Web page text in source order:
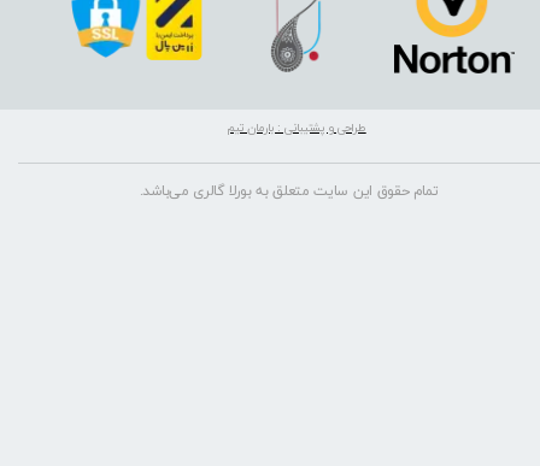
تمام حقوق این سایت متعلق به بورلا گالری می‌باشد.
طراحی و پشتیبانی : بارمان تیم